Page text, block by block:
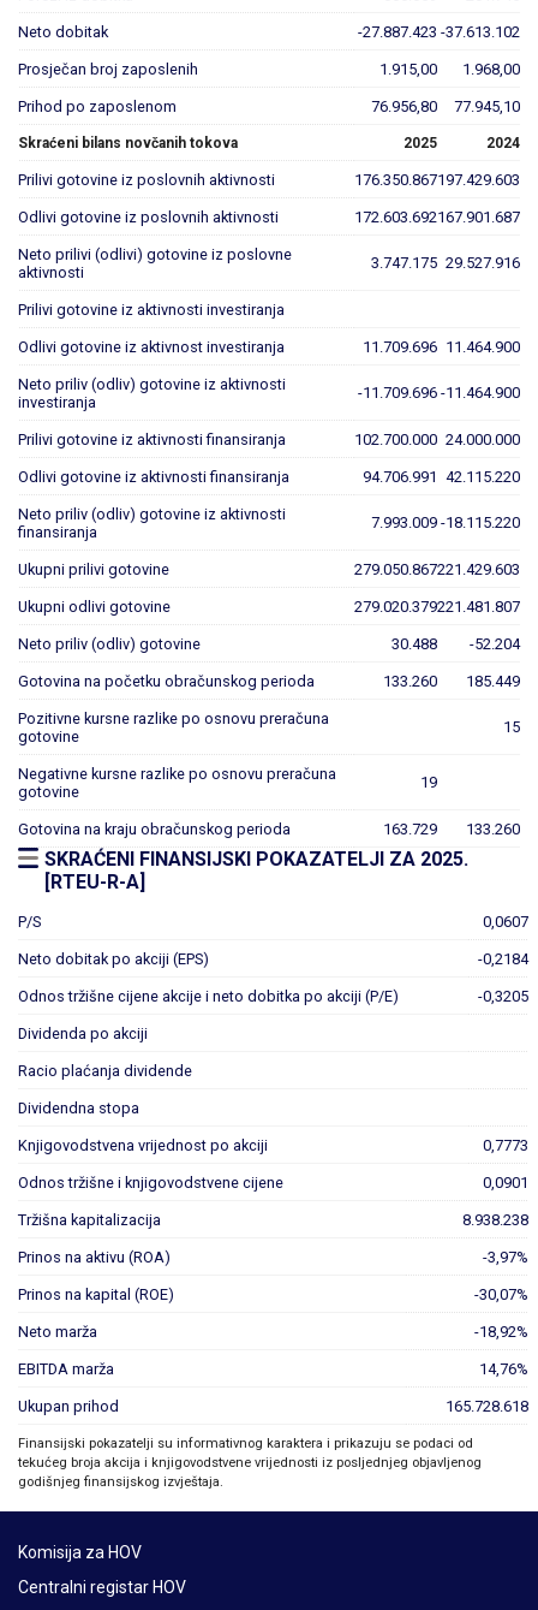
Neto dobitak -27.887.423 -37.613.102
Prosječan broj zaposlenih 1.915,00 1.968,00
Prihod po zaposlenom 76.956,80 77.945,10
Skraćeni bilans novčanih tokova 2025 2024
Prilivi gotovine iz poslovnih aktivnosti 176.350.867197.429.603
Odlivi gotovine iz poslovnih aktivnosti 172.603.692167.901.687
Neto prilivi (odlivi) gotovine iz poslovne
aktivnosti
3.747.175 29.527.916
Prilivi gotovine iz aktivnosti investiranja
Odlivi gotovine iz aktivnost investiranja 11.709.696 11.464.900
Neto priliv (odliv) gotovine iz aktivnosti
investiranja
-11.709.696 -11.464.900
Prilivi gotovine iz aktivnosti finansiranja 102.700.000 24.000.000
Odlivi gotovine iz aktivnosti finansiranja 94.706.991 42.115.220
Neto priliv (odliv) gotovine iz aktivnosti
finansiranja
7.993.009 -18.115.220
Ukupni prilivi gotovine 279.050.867221.429.603
Ukupni odlivi gotovine 279.020.379221.481.807
Neto priliv (odliv) gotovine 30.488 -52.204
Gotovina na početku obračunskog perioda 133.260 185.449
Pozitivne kursne razlike po osnovu preračuna
gotovine
15
Negativne kursne razlike po osnovu preračuna
gotovine
19
Gotovina na kraju obračunskog perioda 163.729 133.260
SKRAĆENI FINANSIJSKI POKAZATELJI ZA 2025.
[RTEU-R-A]
P/S 0,0607
Neto dobitak po akciji (EPS) -0,2184
Odnos tržišne cijene akcije i neto dobitka po akciji (P/E) -0,3205
Dividenda po akciji
Racio plaćanja dividende
Dividendna stopa
Knjigovodstvena vrijednost po akciji 0,7773
Odnos tržišne i knjigovodstvene cijene 0,0901
Tržišna kapitalizacija 8.938.238
Prinos na aktivu (ROA) -3,97%
Prinos na kapital (ROE) -30,07%
Neto marža -18,92%
EBITDA marža 14,76%
Ukupan prihod 165.728.618
Finansijski pokazatelji su informativnog karaktera i prikazuju se podaci od
tekućeg broja akcija i knjigovodstvene vrijednosti iz posljednjeg objavljenog
godišnjeg finansijskog izvještaja.
Komisija za HOV
Centralni registar HOV